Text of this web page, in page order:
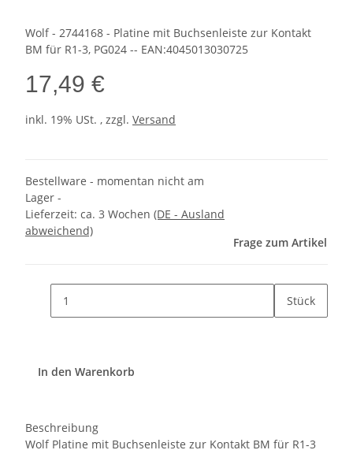
Wolf - 2744168 - Platine mit Buchsenleiste zur Kontakt
BM für R1-3, PG024 -- EAN:4045013030725
17,49 €
inkl. 19% USt. , zzgl. Versand
Bestellware - momentan nicht am
Lager -
Lieferzeit: ca. 3 Wochen (DE - Ausland
abweichend)
Frage zum Artikel
Stück
In den Warenkorb
Beschreibung
Wolf Platine mit Buchsenleiste zur Kontakt BM für R1-3